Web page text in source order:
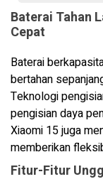
Baterai Tahan
Cepat
Baterai
bertahan
Teknologi
pengisian daya
Xiaomi 15 juga
memberikan
Fitur-Fitur